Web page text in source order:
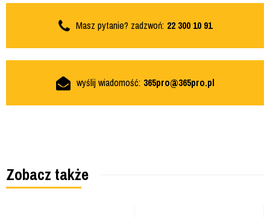
Masz pytanie? zadzwoń: 22 300 10 91
wyślij wiadomość: 365pro@365pro.pl
Zobacz także